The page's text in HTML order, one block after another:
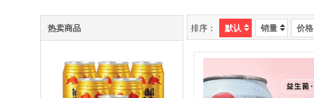
热卖商品 排序： 默认 销量 价格